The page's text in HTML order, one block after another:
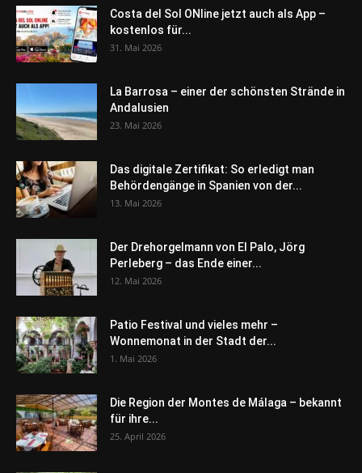
Costa del Sol ONline jetzt auch als App –
kostenlos für...
31. Mai 2026
La Barrosa – einer der schönsten Strände in
Andalusien
23. Mai 2026
Das digitale Zertifikat: So erledigt man
Behördengänge in Spanien von der...
13. Mai 2026
Der Drehorgelmann von El Palo, Jörg
Perleberg – das Ende einer...
12. Mai 2026
Patio Festival und vieles mehr –
Wonnemonat in der Stadt der...
1. Mai 2026
Die Region der Montes de Málaga – bekannt
für ihre...
25. April 2026